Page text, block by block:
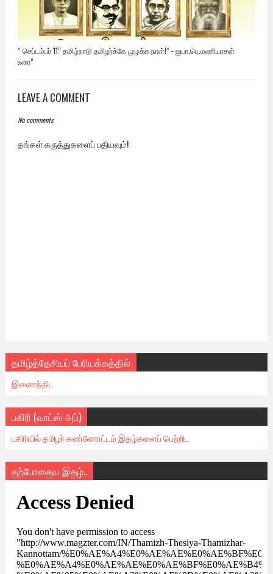
“ செப்டம்பர் 11” தமிழ்நாடு தமிழர்க்கே முழக்க நாள்!“ - ஐயா,பெ.மணியரசன்
உரை”
LEAVE A COMMENT
No comments
தங்கள் கருத்துகளைப் பதியவும்!
தமிழ்த்தேசியப் பேரியக்கத்தில்
இணைந்திட
பகிரி (வாட்ஸ் அப்)
பகிரியில் தமிழர் கண்ணோட்டம் இதழ்களைப் பெற்றிட
தற்போதைய இதழ்..